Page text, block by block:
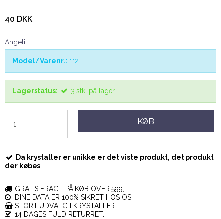
40 DKK
Angelit
Model/Varenr.: 112
Lagerstatus: 3 stk. på lager
KØB
Da krystaller er unikke er det viste produkt, det produkt
der købes
GRATIS FRAGT PÅ KØB OVER 599,-
DINE DATA ER 100% SIKRET HOS OS.
STORT UDVALG I KRYSTALLER
14 DAGES FULD RETURRET.